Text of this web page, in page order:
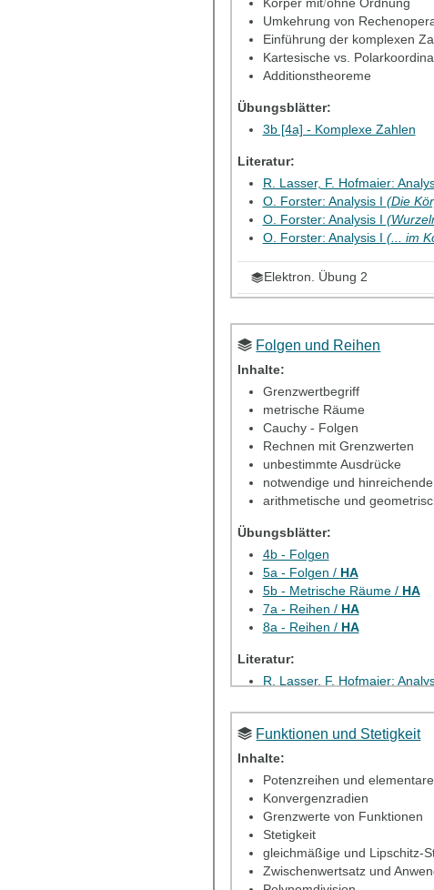
Elektron. HA 1
Körper mit/ohne Ordnung
Umkehrung von
Einführung der komplexen
Kartesische vs.
Additionstheoreme
Übungsblätter:
3b [4a] - Komplexe Zahlen
Literatur:
R. Lasser, F. Hofmaier:
O. Forster: Analysis I (Die
O. Forster: Analysis I
O. Forster: Analysis I (... im
Elektron. Übung 2
Folgen und Reihen
Inhalte:
Grenzwertbegriff
metrische Räume
Cauchy - Folgen
Rechnen mit Grenzwerten
unbestimmte Ausdrücke
notwendige und
arithmetische und
Übungsblätter:
4b - Folgen
5a - Folgen / HA
5b - Metrische Räume / HA
7a - Reihen / HA
8a - Reihen / HA
Literatur:
R. Lasser, F. Hofmaier:
Elektron. Übung 3
Funktionen und Stetigkeit
Inhalte:
Potenzreihen und
Konvergenzradien
Grenzwerte von Funktionen
Stetigkeit
gleichmäßige und Lipschitz-
Zwischenwertsatz und